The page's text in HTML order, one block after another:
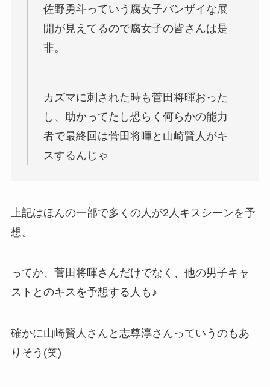
佐野勇斗っていう腐女子バンザイな展
開が見えてるので腐女子の皆さんは是
非。
カズマに刺された時も菅田将暉おった
し、助かってたし恐らく何らかの能力
者で最終回は菅田将暉と山崎賢人がキ
スするんじゃ
上記はほんの一部で多くの人が2人キスシーンを予
想。
ってか、菅田将暉さんだけでなく、他の男子キャ
ストとのキスを予想する人も♪
確かに山崎賢人さんと志尊淳さんっていうのもあ
りそう(笑)